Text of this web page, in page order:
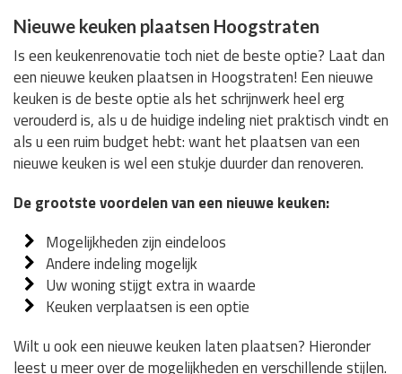
Nieuwe keuken plaatsen Hoogstraten
Is een keukenrenovatie toch niet de beste optie? Laat dan
een nieuwe keuken plaatsen in Hoogstraten! Een nieuwe
keuken is de beste optie als het schrijnwerk heel erg
verouderd is, als u de huidige indeling niet praktisch vindt en
als u een ruim budget hebt: want het plaatsen van een
nieuwe keuken is wel een stukje duurder dan renoveren.
De grootste voordelen van een nieuwe keuken:
Mogelijkheden zijn eindeloos
Andere indeling mogelijk
Uw woning stijgt extra in waarde
Keuken verplaatsen is een optie
Wilt u ook een nieuwe keuken laten plaatsen? Hieronder
leest u meer over de mogelijkheden en verschillende stijlen.